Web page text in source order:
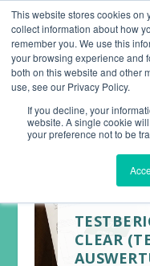
This website stores cookies on
collect information about how
remember you. We use this
your browsing experience and
both on this website and other
use, see our Privacy Policy.
If you decline, your
website. A single cookie
your preference not to be
CLEAR